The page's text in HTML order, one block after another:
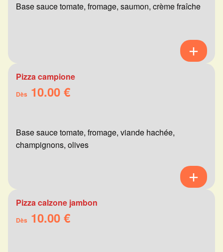
Base sauce tomate, fromage, saumon, crème fraîche
Pizza campione
Dès 10.00 €
Base sauce tomate, fromage, viande hachée,
champignons, olives
Pizza calzone jambon
Dès 10.00 €